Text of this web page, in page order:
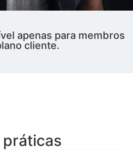
apenas para membros
cliente.
práticas